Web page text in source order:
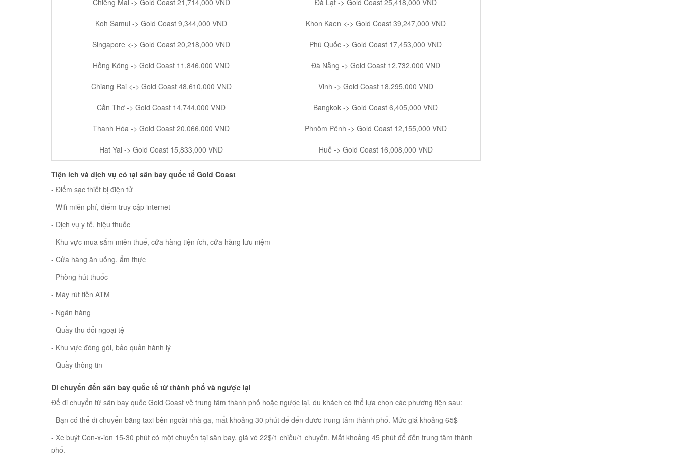
Koh Samui -> Gold Coast 9,344,000 VND Khon Kaen <-> Gold Coast 39,247,000 VND
Singapore <-> Gold Coast 20,218,000 VND Phú Quốc -> Gold Coast 17,453,000 VND
Hồng Kông -> Gold Coast 11,846,000 VND Đà Nẵng -> Gold Coast 12,732,000 VND
Chiang Rai <-> Gold Coast 48,610,000 VND Vinh -> Gold Coast 18,295,000 VND
Cần Thơ -> Gold Coast 14,744,000 VND Bangkok -> Gold Coast 6,405,000 VND
Thanh Hóa -> Gold Coast 20,066,000 VND Phnôm Pênh -> Gold Coast 12,155,000 VND
Hat Yai -> Gold Coast 15,833,000 VND Huế -> Gold Coast 16,008,000 VND
Tiện ích và dịch vụ có tại sân bay quốc tế Gold Coast
- Điểm sạc thiết bị điện tử
- Wifi miễn phí, điểm truy cập internet
- Dịch vụ y tế, hiệu thuốc
- Khu vực mua sắm miễn thuế, cửa hàng tiện ích, cửa hàng lưu niệm
- Cửa hàng ăn uống, ẩm thực
- Phòng hút thuốc
- Máy rút tiền ATM
- Ngân hàng
- Quầy thu đổi ngoại tệ
- Khu vực đóng gói, bảo quản hành lý
- Quầy thông tin
Di chuyển đến sân bay quốc tế từ thành phố và ngược lại
Để di chuyển từ sân bay quốc Gold Coast về trung tâm thành phố hoặc ngược lại, du khách có thể lựa chọn các phương tiện sau:
- Bạn có thể di chuyển bằng taxi bên ngoài nhà ga, mất khoảng 30 phút để đến đươc trung tâm thành phố. Mức giá khoảng 65$
- Xe buýt Con-x-ion 15-30 phút có một chuyến tại sân bay, giá vé 22$/1 chiều/1 chuyến. Mất khoảng 45 phút để đến trung tâm thành
phố.